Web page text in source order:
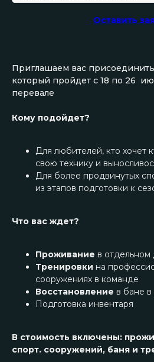
Оставить
Приглашаем вас
который пройдет с 18 по 26
перевале
Кому подойдет?
Для любителей, кто хочет
свою технику и
Для более продвинутых
из этапов подготовки к
Что вас ждет?
Проживание в отдельном
Тренировки на
сооружениях в команде
Восстановление в бане
Подготовка инвентаря
В стоимость включены:
спорт. сооружений, баня и